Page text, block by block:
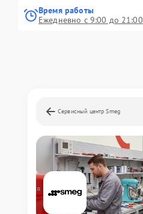
Время работы
Ежедневно с 9:00 до 21:00
Сервисный центр Smeg